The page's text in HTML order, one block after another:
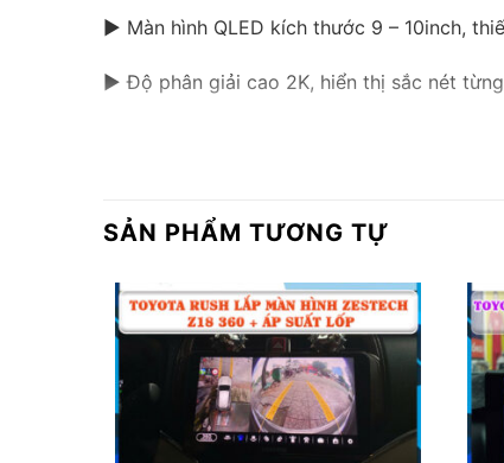
▶ Màn hình QLED kích thước 9 – 10inch,
▶ Độ phân giải cao 2K, hiển thị sắc nét
▶ Tấm nền IPS chống chói, quan sát tốt
▶ Sự xuất hiện của ZX10+ Bản Giới Hạn
SẢN PHẨM TƯƠNG TỰ